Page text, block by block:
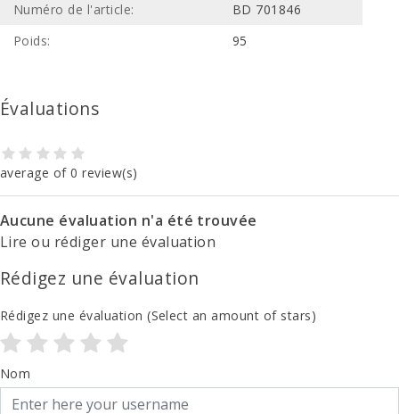
Numéro de l'article:
BD 701846
Poids:
95
Évaluations
average of 0 review(s)
Aucune évaluation n'a été trouvée
Lire ou rédiger une évaluation
Rédigez une évaluation
Rédigez une évaluation (Select an amount of stars)
Nom